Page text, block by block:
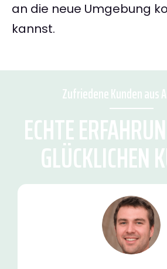
an die neue Umgebung
kannst.
Zufriedene Kunden aus
ECHTE
GLÜCKLICHEN